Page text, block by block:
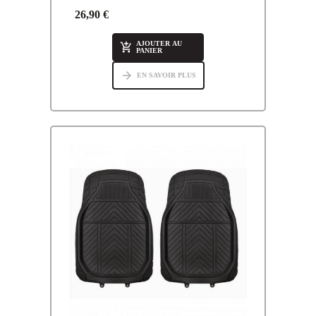
26,90 €

AJOUTER AU
PANIER
arrow_forward EN SAVOIR PLUS